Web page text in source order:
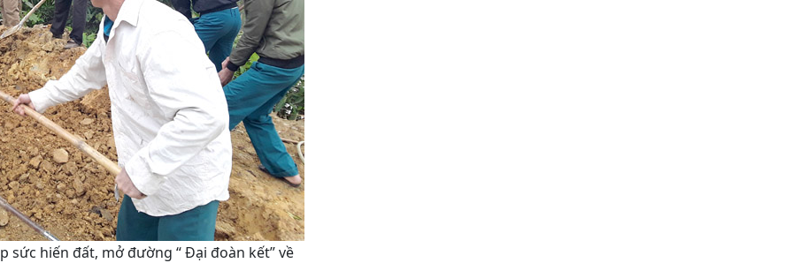
sức hiến đất, mở đường “ Đại đoàn kết” về